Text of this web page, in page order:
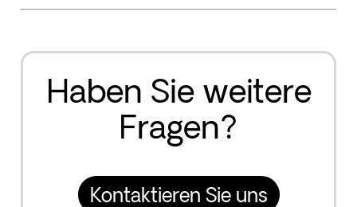
Haben Sie weitere
Fragen?
Kontaktieren Sie uns